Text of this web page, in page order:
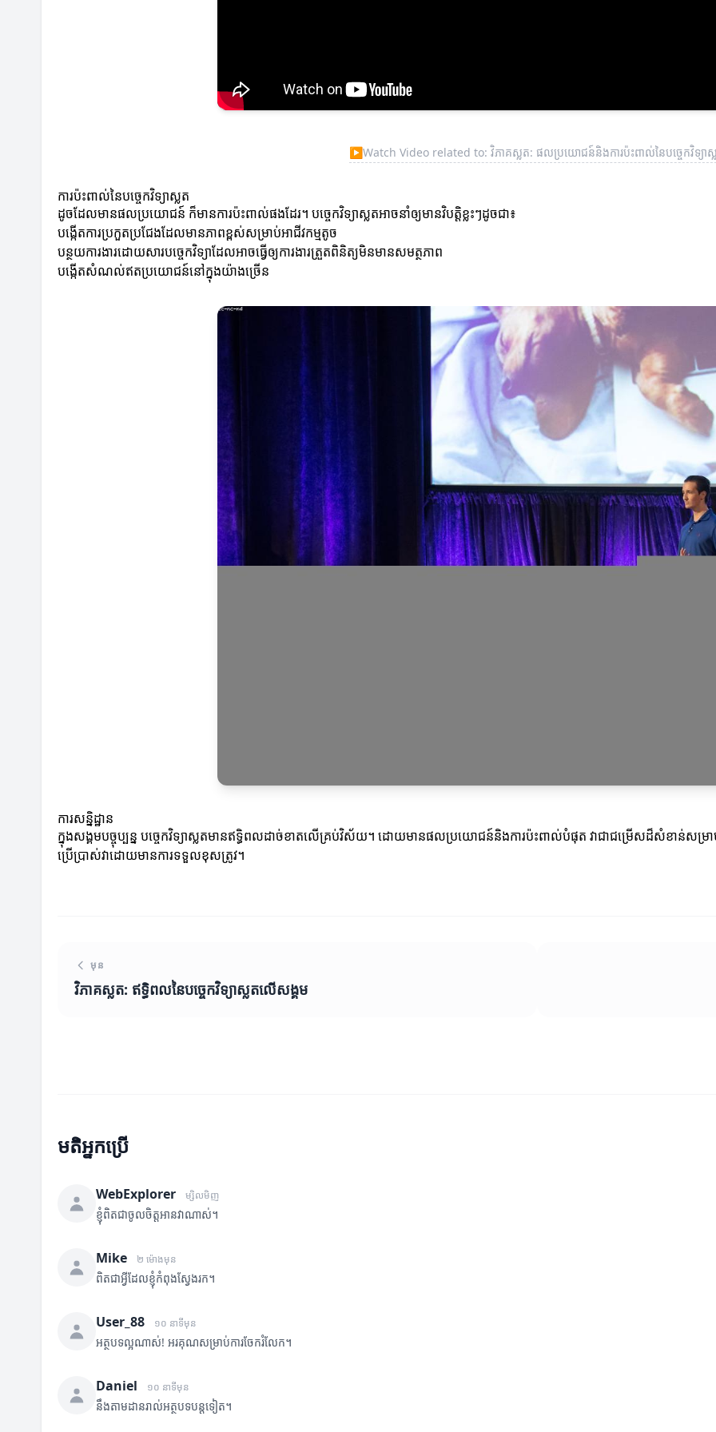
▶Watch Video related to: វិភាគស្លត: ផលប្រយោជន៍និងការប៉ះពាល់នៃបច្ចេកវិទ្យាស្
ការប៉ះពាល់នៃបច្ចេកវិទ្យាស្លត
ដូចដែលមានផលប្រយោជន៍ ក៏មានការប៉ះពាល់ផងដែរ។ បច្ចេកវិទ្យាស្លតអាចនាំឲ្យមានវិបត្តិខ្លះៗដូចជា៖
បង្កើតការប្រកួតប្រជែងដែលមានភាពខ្ពស់សម្រាប់អាជីវកម្មតូច
បន្ថយការងារដោយសារបច្ចេកវិទ្យាដែលអាចធ្វើឲ្យការងារត្រួតពិនិត្យមិនមានសមត្ថភាព
បង្កើតសំណល់ឥតប្រយោជន៍នៅក្នុងយ៉ាងច្រើន
ការសន្និដ្ឋាន
ក្នុងសង្គមបច្ចុប្បន្ន បច្ចេកវិទ្យាស្លតមានឥទ្ធិពលដាច់ខាតលើគ្រប់វិស័យ។ ដោយមានផលប្រយោជន៍និងការប៉ះពាល់បំផុត វាជាជម្រើសដ៏សំខាន់សម្រ
ប្រើប្រាស់វាដោយមានការទទួលខុសត្រូវ។
មុន
វិភាគស្លត: ឥទ្ធិពលនៃបច្ចេកវិទ្យាស្លតលើសង្គម
មតិអ្នកប្រើ
WebExplorer ម្សិលមិញ
ខ្ញុំពិតជាចូលចិត្តអានវាណាស់។
Mike ២ ម៉ោងមុន
ពិតជាអ្វីដែលខ្ញុំកំពុងស្វែងរក។
User_88 ១០ នាទីមុន
អត្ថបទល្អណាស់! អរគុណសម្រាប់ការចែករំលែក។
Daniel ១០ នាទីមុន
នឹងតាមដានរាល់អត្ថបទបន្តទៀត។